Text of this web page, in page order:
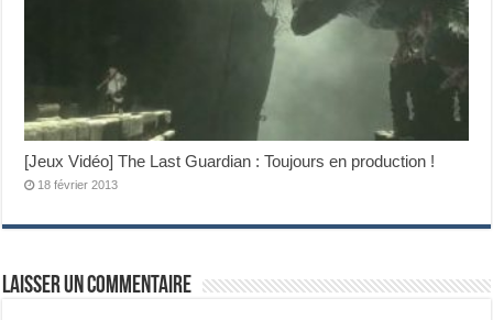
[Jeux Vidéo] The Last Guardian : Toujours en production !
18 février 2013
Laisser un commentaire